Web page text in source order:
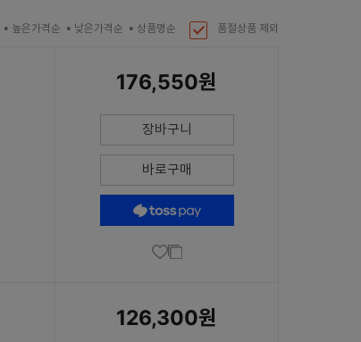
1366 x 768
1920 x 1280
2560 x 1440(QHD)
3840 x 2160(4K UHD)
DQHD(5120 x 1440)
DUHD(7680 x 2160)
QHD(2560 x 1440)
WQHD+(3840 x 1600)
높은가격순 낮은가격순 상품명순 품절상품 제외
176,550원
장바구니
바로구매
126,300원